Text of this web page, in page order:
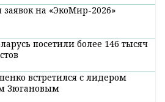
на «ЭкоМир-2026»
посетили более 146 тысяч
встретился с лидером
Зюгановым